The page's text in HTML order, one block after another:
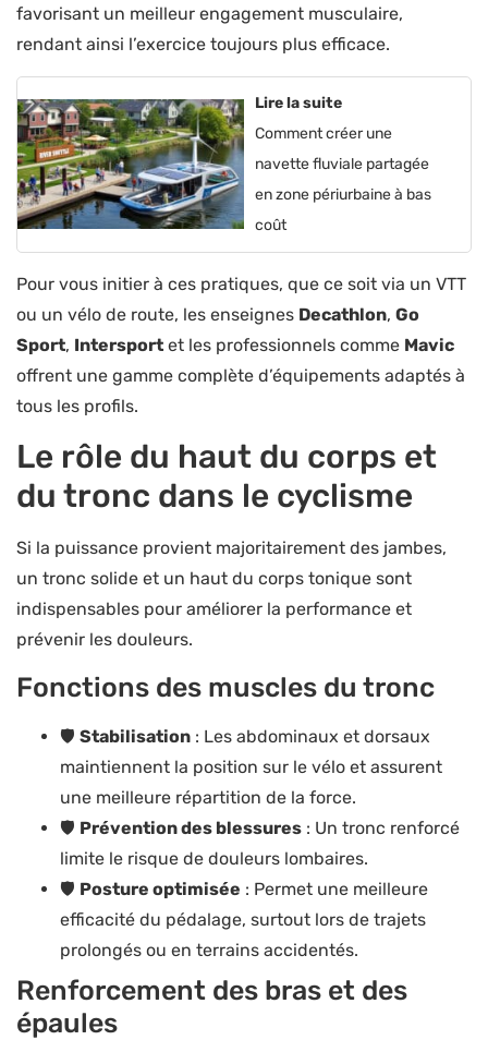
favorisant un meilleur engagement musculaire,
rendant ainsi l’exercice toujours plus efficace.
Lire la suite
Comment créer une
navette fluviale partagée
en zone périurbaine à bas
coût
Pour vous initier à ces pratiques, que ce soit via un VTT
ou un vélo de route, les enseignes Decathlon, Go
Sport, Intersport et les professionnels comme Mavic
offrent une gamme complète d’équipements adaptés à
tous les profils.
Le rôle du haut du corps et
du tronc dans le cyclisme
Si la puissance provient majoritairement des jambes,
un tronc solide et un haut du corps tonique sont
indispensables pour améliorer la performance et
prévenir les douleurs.
Fonctions des muscles du tronc
🛡️ Stabilisation : Les abdominaux et dorsaux
maintiennent la position sur le vélo et assurent
une meilleure répartition de la force.
🛡️ Prévention des blessures : Un tronc renforcé
limite le risque de douleurs lombaires.
🛡️ Posture optimisée : Permet une meilleure
efficacité du pédalage, surtout lors de trajets
prolongés ou en terrains accidentés.
Renforcement des bras et des
épaules